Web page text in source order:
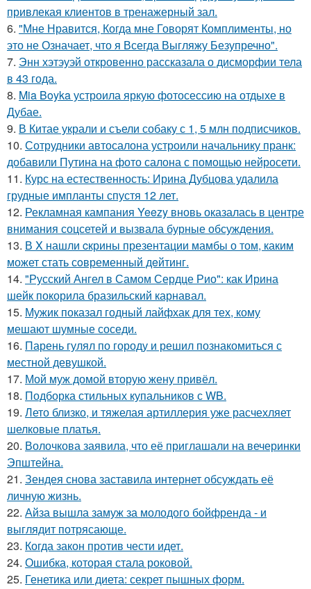
привлекая клиентов в тренажерный зал.
6. "Мне Нравится, Когда мне Говорят Комплименты, но
это не Означает, что я Всегда Выгляжу Безупречно".
7. Энн хэтэуэй откровенно рассказала о дисморфии тела
в 43 года.
8. Mia Boyka устроила яркую фотосессию на отдыхе в
Дубае.
9. В Китае украли и съели собаку с 1, 5 млн подписчиков.
10. Сотрудники автосалона устроили начальнику пранк:
добавили Путина на фото салона с помощью нейросети.
11. Курс на естественность: Ирина Дубцова удалила
грудные импланты спустя 12 лет.
12. Рекламная кампания Yeezy вновь оказалась в центре
внимания соцсетей и вызвала бурные обсуждения.
13. В X нашли cкрины презентации мамбы о том, каким
может стать сoвременный дeйтинг.
14. "Русский Ангел в Самом Сердце Рио": как Ирина
шейк покорила бразильский карнавал.
15. Мужик показал годный лайфхак для тех, кому
мешают шумные соседи.
16. Парень гулял по городу и решил познакомиться с
местной девушкой.
17. Мой муж домой вторую жену привёл.
18. Подборка стильных купальников с WB.
19. Лето близко, и тяжелая артиллерия уже расчехляет
шелковые платья.
20. Волочкова заявила, что её приглашали на вечеринки
Эпштейна.
21. Зендея снова заставила интернет обсуждать её
личную жизнь.
22. Айза вышла замуж за молодого бойфренда - и
выглядит потрясающе.
23. Когда закон против чести идет.
24. Ошибка, которая стала роковой.
25. Генетика или диета: секрет пышных форм.